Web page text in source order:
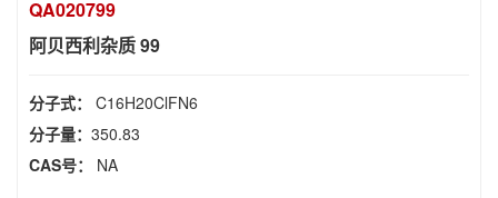
QA020799
阿贝西利杂质 99
分子式： C16H20ClFN6
分子量： 350.83
CAS号：
NA